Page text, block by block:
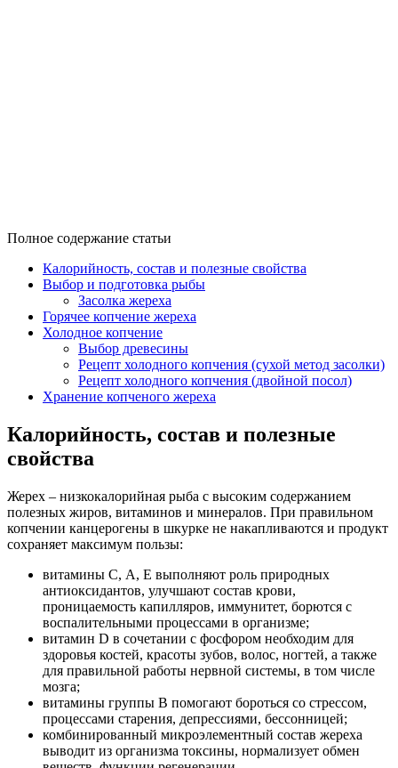
Полное содержание статьи
Калорийность, состав и полезные свойства
Выбор и подготовка рыбы
Засолка жереха
Горячее копчение жереха
Холодное копчение
Выбор древесины
Рецепт холодного копчения (сухой метод засолки)
Рецепт холодного копчения (двойной посол)
Хранение копченого жереха
Калорийность, состав и полезные
свойства
Жерех – низкокалорийная рыба с высоким содержанием
полезных жиров, витаминов и минералов. При правильном
копчении канцерогены в шкурке не накапливаются и продукт
сохраняет максимум пользы:
витамины С, А, Е выполняют роль природных
антиоксидантов, улучшают состав крови,
проницаемость капилляров, иммунитет, борются с
воспалительными процессами в организме;
витамин D в сочетании с фосфором необходим для
здоровья костей, красоты зубов, волос, ногтей, а также
для правильной работы нервной системы, в том числе
мозга;
витамины группы B помогают бороться со стрессом,
процессами старения, депрессиями, бессонницей;
комбинированный микроэлементный состав жереха
выводит из организма токсины, нормализует обмен